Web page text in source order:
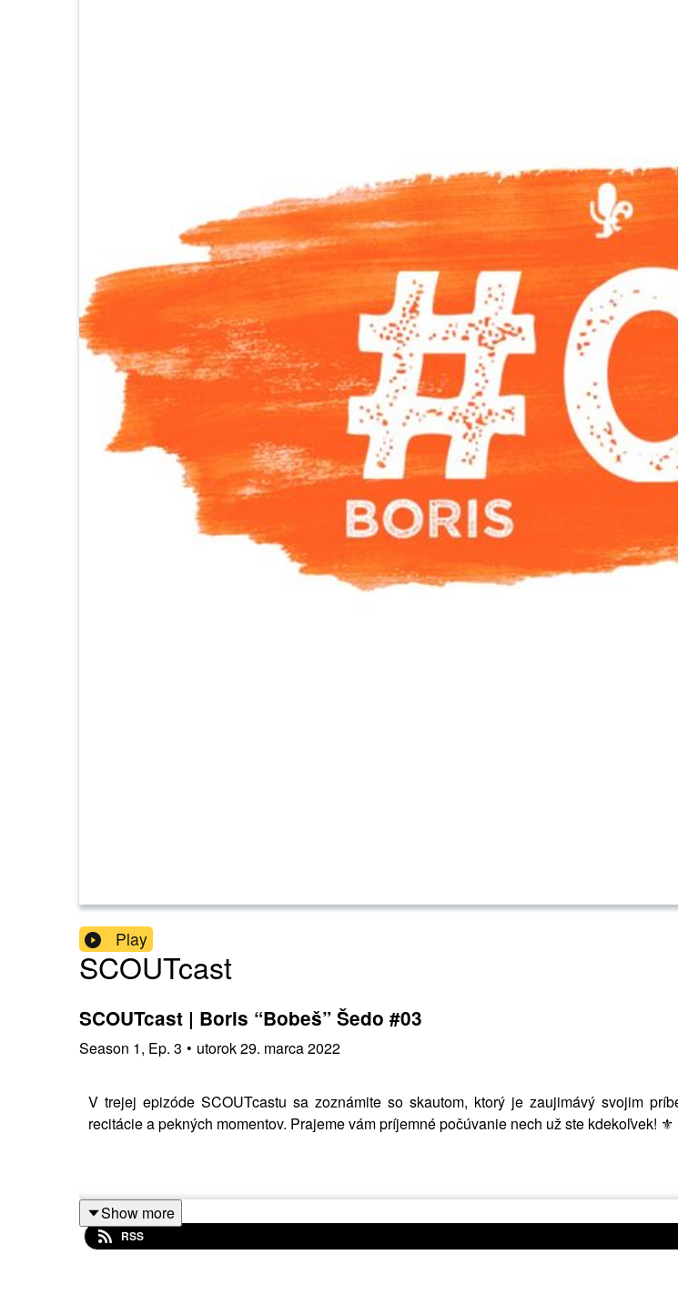
Play
SCOUTcast
SCOUTcast | Boris “Bobeš” Šedo #03
Season 1, Ep. 3 • utorok 29. marca 2022
V trejej epizóde SCOUTcastu sa zoznámite so skautom, ktorý je zaujimávý svojim
recitácie a pekných momentov. Prajeme vám príjemné počúvanie nech už ste kdekoľvek! ⚜️
Show more
RSS